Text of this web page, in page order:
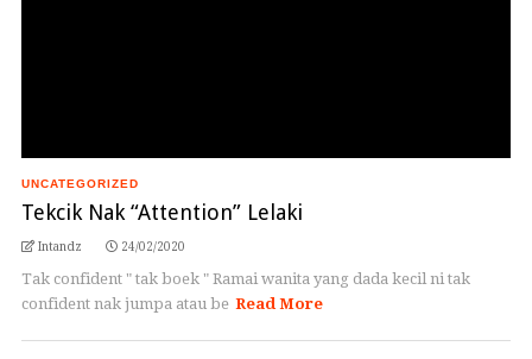
UNCATEGORIZED
Tekcik Nak “Attention” Lelaki
Intandz 24/02/2020
Tak confident " tak boek " Ramai wanita yang dada kecil ni tak
confident nak jumpa atau be Read More